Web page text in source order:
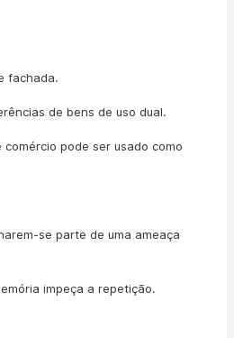
fachada.
de bens de uso dual.
pode ser usado como
se parte de uma ameaça
impeça a repetição.